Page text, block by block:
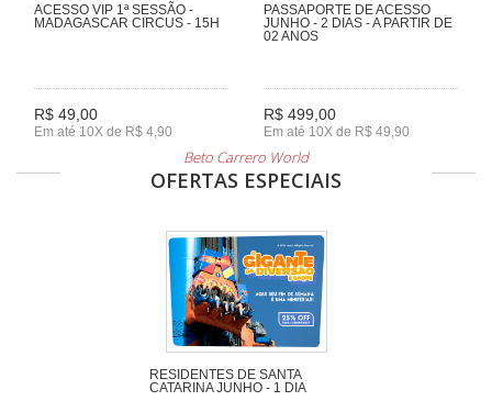
ACESSO VIP 1ª SESSÃO -
MADAGASCAR CIRCUS - 15H
R$ 49,00
Em até 10X de R$ 4,90
PASSAPORTE DE ACESSO
JUNHO - 2 DIAS - A PARTIR DE
02 ANOS
R$ 499,00
Em até 10X de R$ 49,90
Beto Carrero World
OFERTAS ESPECIAIS
RESIDENTES DE SANTA
CATARINA JUNHO - 1 DIA